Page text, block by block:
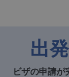
出
ビザの申請が